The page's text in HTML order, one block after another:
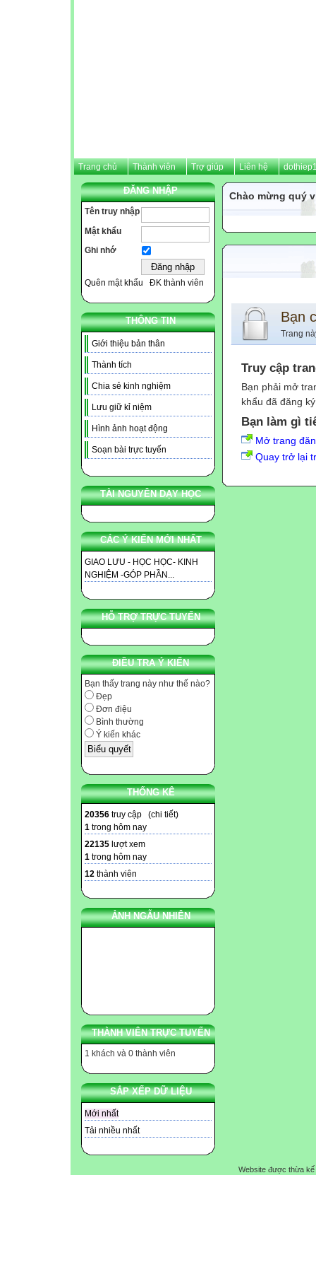
Trang chủ Thành viên Trợ giúp Liên hệ
ĐĂNG NHẬP
Tên truy nhập
Mật khẩu
Ghi nhớ
Quên mật khẩu ĐK thành viên
THÔNG TIN
Giới thiệu bản thân
Thành tích
Chia sẻ kinh nghiệm
Lưu giữ kỉ niệm
Hình ảnh hoạt động
Soạn bài trực tuyến
TÀI NGUYÊN DẠY HỌC
CÁC Ý KIẾN MỚI NHẤT
GIAO LƯU - HỌC HỌC- KINH
NGHIỆM -GÓP PHẦN...
HỖ TRỢ TRỰC TUYẾN
ĐIỀU TRA Ý KIẾN
Bạn thấy trang này như thế nào?
Đẹp
Đơn điệu
Bình thường
Ý kiến khác
THỐNG KÊ
20356 truy cập (chi tiết)
1 trong hôm nay
22135 lượt xem
1 trong hôm nay
12 thành viên
ẢNH NGẪU NHIÊN
THÀNH VIÊN TRỰC TUYẾN
1 khách và 0 thành viên
SẮP XẾP DỮ LIỆU
Mới nhất
Tải nhiều nhất
Chào mừng quý
Bạn
Trang
Truy cập
Bạn phải mở
khẩu đã đăng
Bạn làm gì
Mở trang
Quay trở lại
Website được thừa